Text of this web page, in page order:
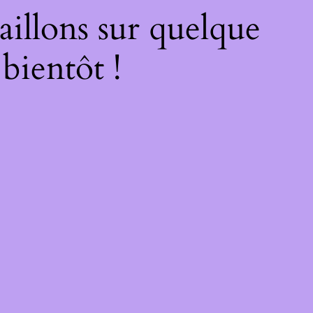
sur quelque
!